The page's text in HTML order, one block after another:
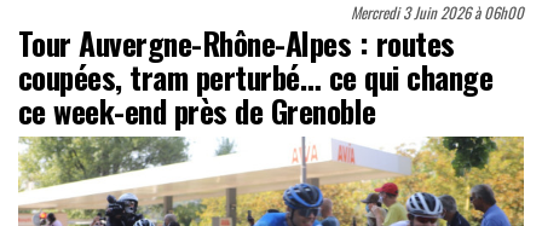
Mercredi 3 Juin 2026 à 06h00
Tour Auvergne-Rhône-Alpes : routes
coupées, tram perturbé… ce qui change
ce week-end près de Grenoble